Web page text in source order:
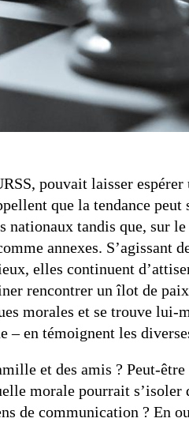
pouvait laisser
que la tendance
nationaux tandis que, sur
annexes. S’agissant
elles continuent
rencontrer un îlot de
morales et se trouve
en témoignent les
et des amis ? Peut-être
morale pourrait
de communication ? En